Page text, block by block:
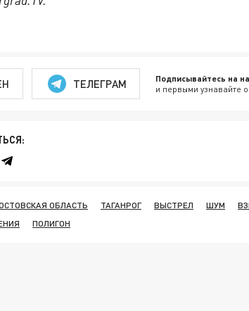
ТЕЛЕГРАМ Подписывайтесь на
и первыми узнавайте
ОБЛАСТЬ ТАГАНРОГ ВЫСТРЕЛ ШУМ
ПОЛИГОН